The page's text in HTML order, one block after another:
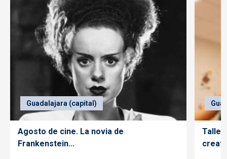
Guadalajara (capital)
Agosto de cine. La novia de
Frankenstein...
Taller